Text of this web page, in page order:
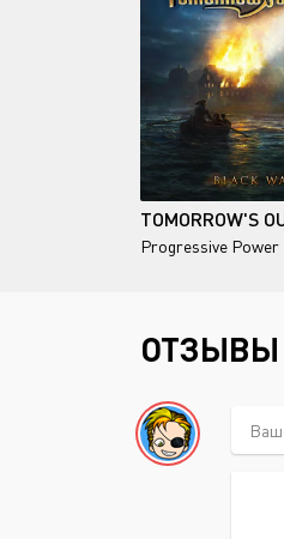
Progressive Power
ОТЗЫВЫ